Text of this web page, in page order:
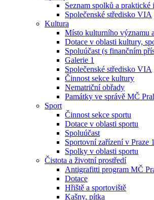
Seznam spolků a praktické
Společenské středisko VIA
Kultura
Místo kulturního významu
Dotace v oblasti kultury,
Spoluúčast (s finančním
Galerie 1
Společenské středisko VIA
Činnost sekce kultury
Nematriční obřady
Památky ve správě MČ
Sport
Činnost sekce sportu
Dotace v oblasti sportu
Spoluúčast
Sportovní zařízení v Praze 1
Spolky v oblasti sportu
Čistota a životní prostředí
Antigrafitti program MČ
Dotace
Hřiště a sportoviště
Kašny, pítka